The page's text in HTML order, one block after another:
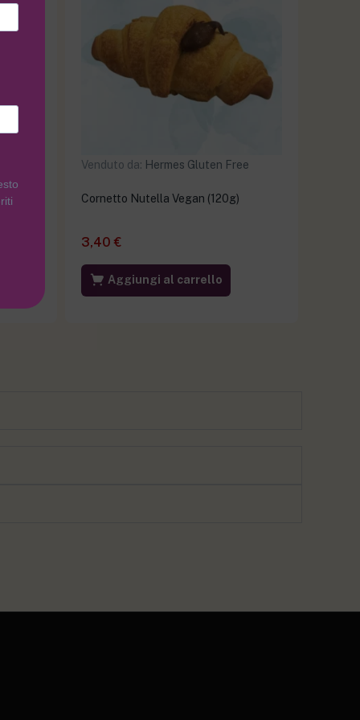
Venduto da: Hermes Gluten Free
Cornetto Nutella Vegan (120g)
3,40 €
Aggiungi al carrello